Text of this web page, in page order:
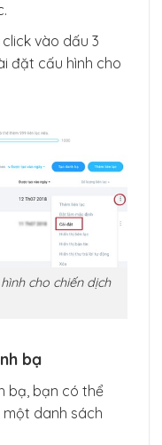
vào dấu 3
đặt cấu hình cho
cho chiến dịch
bạ
bạ, bạn có thể
danh sách